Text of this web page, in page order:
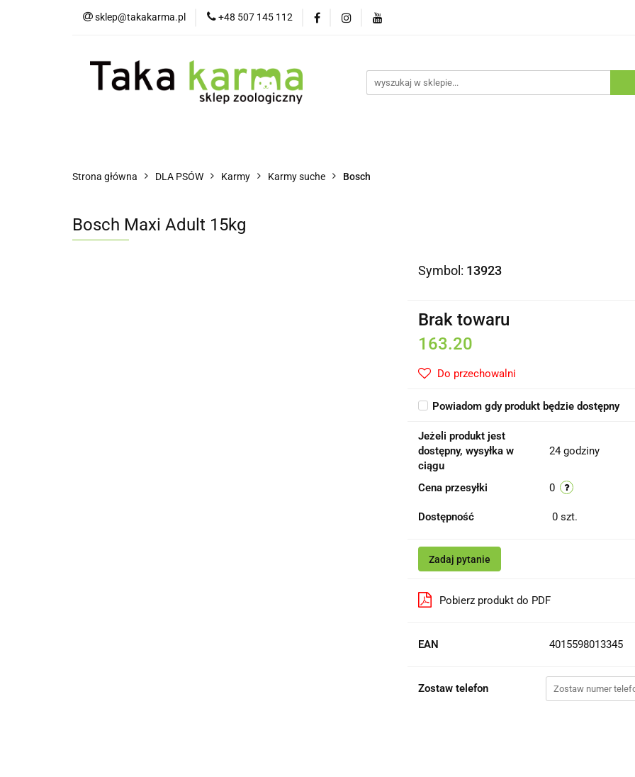
sklep@takakarma.pl +48 507 145 112
O sklepie Dostawa Promocje
Strona główna DLA PSÓW Karmy Karmy suche Bosch
Bosch Maxi Adult 15kg
Symbol: 13923
Brak towaru
163.20
Do przechowalni
Powiadom gdy produkt będzie dostępny
Jeżeli produkt jest
dostępny, wysyłka w
ciągu
24 godziny
Cena przesyłki 0
Dostępność 0 szt.
Zadaj pytanie
Pobierz produkt do PDF
EAN 4015598013345
Zostaw telefon